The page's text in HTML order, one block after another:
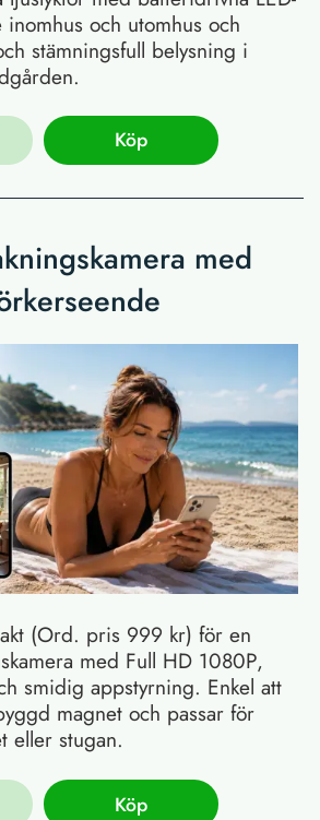
inomhus och utomhus och
stämningsfull belysning i
Köp
med
(Ord. pris 999 kr) för en
med Full HD 1080P,
smidig appstyrning. Enkel att
magnet och passar för
eller stugan.
Köp